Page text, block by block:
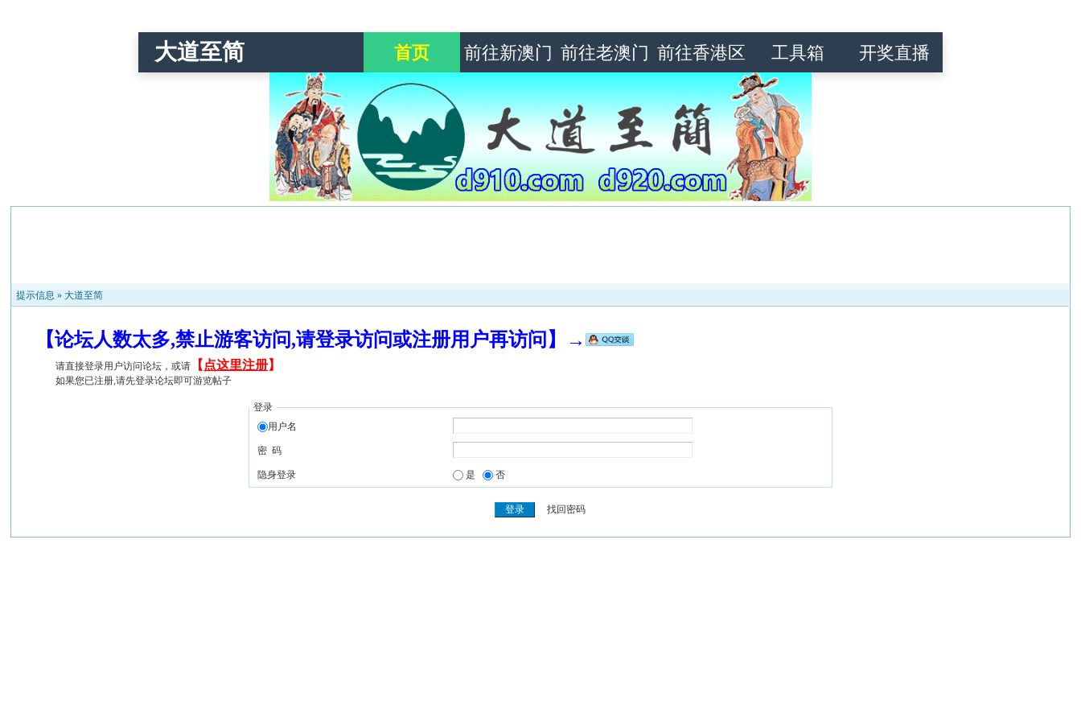
大道至简 首页 前往新澳门 前往老澳门 前往香港区 工具箱 开奖直播
提示信息 » 大道至简
【论坛人数太多,禁止游客访问,请登录访问或注册用户再访问】→
请直接登录用户访问论坛，或请 【 点这里注册】
如果您已注册,请先登录论坛即可游览帖子
登录
用户名
密 码
隐身登录 是 否
找回密码